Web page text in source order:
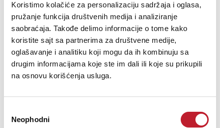
Koristimo kolačiće za personalizaciju sadržaja i oglasa,
pružanje funkcija društvenih medija i analiziranje
saobraćaja. Takođe delimo informacije o tome kako
koristite sajt sa partnerima za društvene medije,
oglašavanje i analitiku koji mogu da ih kombinuju sa
drugim informacijama koje ste im dali ili koje su prikupili
na osnovu korišćenja usluga.
сагласности
Neophodni
sistem Mackie Thump212XT. Moćan PA zvučnik uključuje i
dvokanalni mikser, sjajan za manje klupske/bend sisteme,
pevače/kantautore, ko...